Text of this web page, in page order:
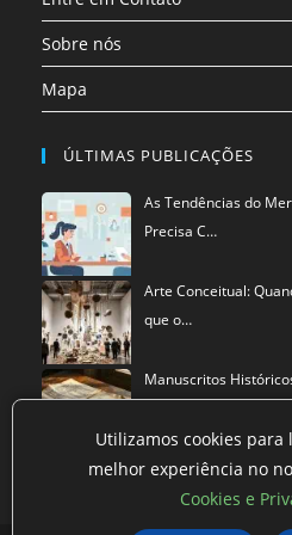
Sobre nós
Mapa
ÚLTIMAS PUBLICAÇÕES
As Tendências do
Precisa C…
Arte Conceitual:
que o…
Manuscritos
Utilizamos cookies
melhor experiência no
Cookies e